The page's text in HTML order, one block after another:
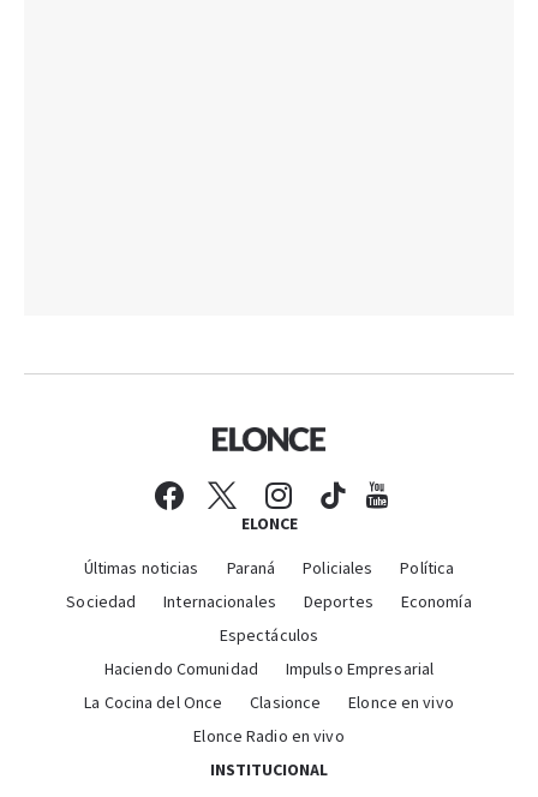
ELONCE
Últimas noticias Paraná Policiales
Política
Sociedad
Internacionales Deportes
Economía
Espectáculos
Haciendo Comunidad
Impulso Empresarial
La Cocina del Once
Clasionce
Elonce en vivo
Elonce Radio en vivo
INSTITUCIONAL